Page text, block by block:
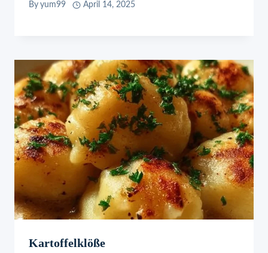
By yum99 April 14, 2025
Kartoffelklöße